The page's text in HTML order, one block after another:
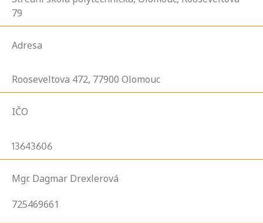
79
Adresa
Rooseveltova 472, 77900 Olomouc
IČO
13643606
Mgr. Dagmar Drexlerová
725469661